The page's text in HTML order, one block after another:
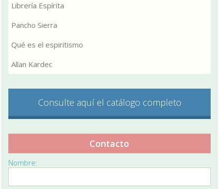
Librería Espírita
Pancho Sierra
Qué es el espiritismo
Allan Kardec
Consulte aquí el catálogo completo
Contacto
Nombre: